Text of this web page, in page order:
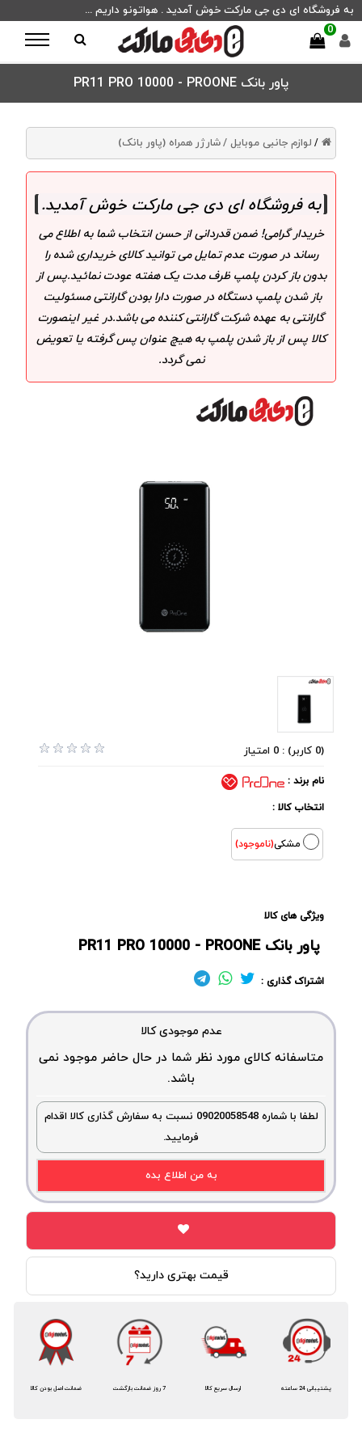
به فروشگاه ای دی جی مارکت خوش آمدید . هواتونو داریم ...
0
پاور بانک PR11 PRO 10000 - PROONE
/ لوازم جانبی موبایل /شارژر همراه (پاور بانک)
به فروشگاه ای دی جی مارکت خوش آمدید.
خریدار گرامی! ضمن قدردانی از حسن انتخاب شما به اطلاع می
رساند در صورت عدم تمایل می توانید کالای خریداری شده را
بدون باز کردن پلمپ ظرف مدت یک هفته عودت نمائید.پس از
باز شدن پلمپ دستگاه در صورت دارا بودن گارانتی مسئولیت
گارانتی به عهده شرکت گارانتی کننده می باشد.در غیر اینصورت
کالا پس از باز شدن پلمپ به هیچ عنوان پس گرفته یا تعویض
نمی گردد.
(0 کاربر) : 0 امتیاز
نام برند :
انتخاب کالا :
مشکی(ناموجود)
ویژگی های کالا
پاور بانک PR11 PRO 10000 - PROONE
اشتراک گذاری :
عدم موجودی کالا
متاسفانه کالای مورد نظر شما در حال حاضر موجود نمی
باشد.
لطفا با شماره 09020058548 نسبت به سفارش گذاری کالا اقدام
فرمایید.
به من اطلاع بده
قیمت بهتری دارید؟
ضمانت اصل بودن کالا 7 روز ضمانت بازگشت ارسال سریع کالا پشتیبانی 24 ساعته